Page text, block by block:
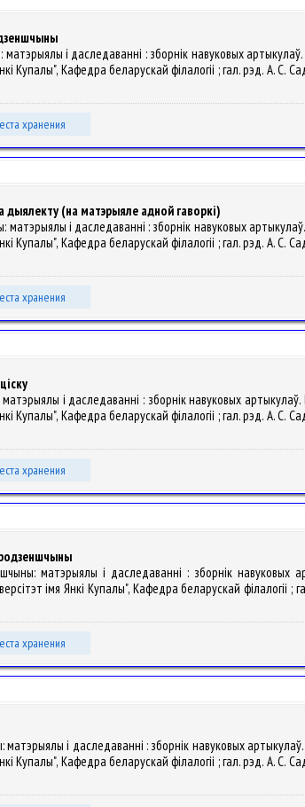
матэрыялы і даследаванні : зборнік навуковых
Купалы", Кафедра беларускай філалогіі ; гал. рэд. А. С.
хранения
дыялекту (на матэрыяле адной гаворкі)
матэрыялы і даследаванні : зборнік навуковых
Купалы", Кафедра беларускай філалогіі ; гал. рэд. А. С.
хранения
і даследаванні : зборнік навуковых
Купалы", Кафедра беларускай філалогіі ; гал. рэд. А. С.
хранения
матэрыялы і даследаванні : зборнік
імя Янкі Купалы", Кафедра беларускай філалогіі ;
хранения
і даследаванні : зборнік навуковых
Купалы", Кафедра беларускай філалогіі ; гал. рэд. А. С.